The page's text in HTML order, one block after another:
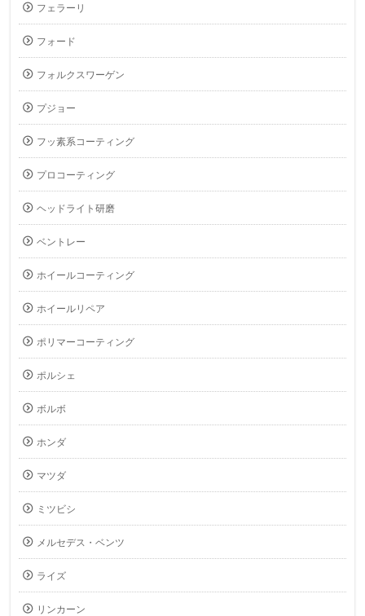
フェラーリ
フォード
フォルクスワーゲン
プジョー
フッ素系コーティング
プロコーティング
ヘッドライト研磨
ベントレー
ホイールコーティング
ホイールリペア
ポリマーコーティング
ポルシェ
ボルボ
ホンダ
マツダ
ミツビシ
メルセデス・ベンツ
ライズ
リンカーン